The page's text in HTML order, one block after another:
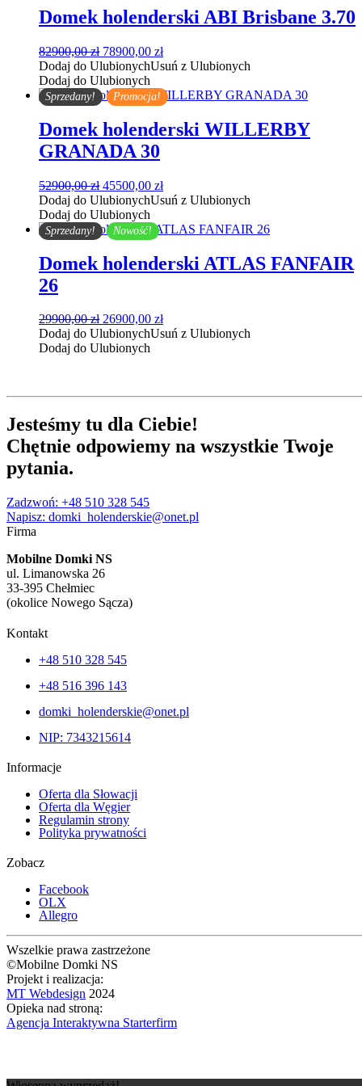
Domek holenderski ABI Brisbane 3.70
82900,00zł Pierwotna
cena
wynosiła:
82900,00 zł.
78900,00 złAktualna
cena
78900,00 zł.
Dodaj do UlubionychUsuń z Ulubionych
Dodaj do Ulubionych
Sprzedany! Promocja!
Domek holenderski WILLERBY
GRANADA 30
52900,00zł Pierwotna
cena
wynosiła:
52900,00 zł.
45500,00 złAktualna
cena
45500,00 zł.
Dodaj do UlubionychUsuń z Ulubionych
Dodaj do Ulubionych
Sprzedany! Nowość!
Domek holenderski ATLAS FANFAIR
26
29900,00zł Pierwotna
cena
wynosiła:
26900,00 złAktualna
cena
Dodaj do UlubionychUsuń z Ulubionych
Dodaj do Ulubionych
Jesteśmy tu dla Ciebie!
Chętnie odpowiemy na wszystkie Twoje
pytania.
Zadzwoń: +48 510 328 545
Napisz: domki_holenderskie@onet.pl
Firma
Mobilne Domki NS
ul. Limanowska 26
33-395 Chełmiec
(okolice Nowego Sącza)
Kontakt
+48 510 328 545
+48 516 396 143
domki_holenderskie@onet.pl
NIP: 7343215614
Informacje
Oferta dla Słowacji
Oferta dla Węgier
Regulamin strony
Polityka prywatności
Zobacz
Facebook
OLX
Allegro
Wszelkie prawa zastrzeżone
©Mobilne Domki NS
Projekt i realizacja:
MT Webdesign 2024
Opieka nad stroną:
Agencja Interaktywna Starterfirm